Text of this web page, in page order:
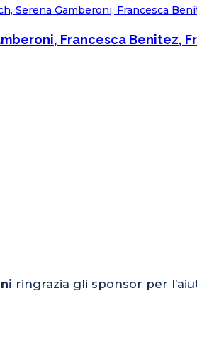
Francesca Benitez,
ringrazia gli sponsor per